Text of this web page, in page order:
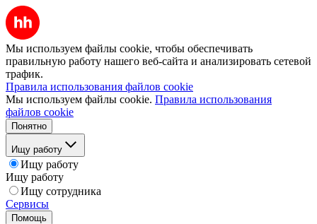
Мы используем файлы cookie, чтобы обеспечивать
правильную работу нашего веб-сайта и анализировать сетевой
трафик.
Правила использования файлов cookie
Мы используем файлы cookie. Правила использования
файлов cookie
Понятно
Ищу работу
Ищу работу
Ищу работу
Ищу сотрудника
Сервисы
Помощь